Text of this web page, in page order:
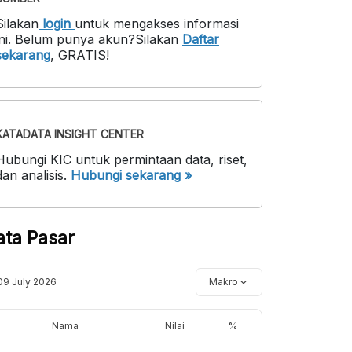
login untuk mengakses informasi
. Belum punya akun?Silakan Daftar
, GRATIS!
INSIGHT CENTER
KIC untuk permintaan data, riset,
analisis. Hubungi sekarang »
Pasar
July 2026 Makro
Nama Nilai %